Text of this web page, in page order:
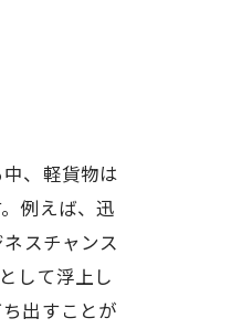
、軽貨物は
例えば、迅
スチャンス
して浮上し
出すことが